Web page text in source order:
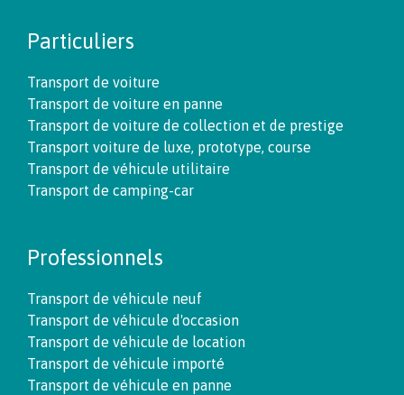
Particuliers
Transport de voiture
Transport de voiture en panne
Transport de voiture de collection et de prestige
Transport voiture de luxe, prototype, course
Transport de véhicule utilitaire
Transport de camping-car
Professionnels
Transport de véhicule neuf
Transport de véhicule d'occasion
Transport de véhicule de location
Transport de véhicule importé
Transport de véhicule en panne